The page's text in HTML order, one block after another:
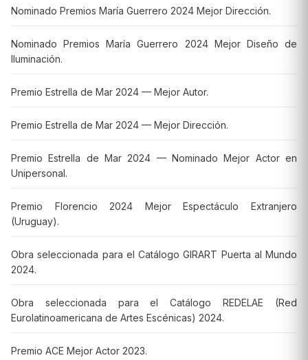
Nominado Premios María Guerrero 2024 Mejor Dirección.
Nominado Premios María Guerrero 2024 Mejor Diseño de
Iluminación.
Premio Estrella de Mar 2024 — Mejor Autor.
Premio Estrella de Mar 2024 — Mejor Dirección.
Premio Estrella de Mar 2024 — Nominado Mejor Actor en
Unipersonal.
Premio Florencio 2024 Mejor Espectáculo Extranjero
(Uruguay).
Obra seleccionada para el Catálogo GIRART Puerta al Mundo
2024.
Obra seleccionada para el Catálogo REDELAE (Red
Eurolatinoamericana de Artes Escénicas) 2024.
Premio ACE Mejor Actor 2023.